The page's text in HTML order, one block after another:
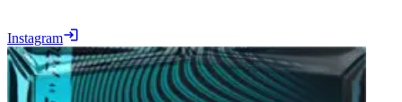
Instagram